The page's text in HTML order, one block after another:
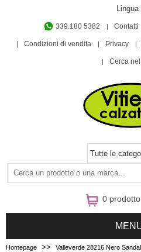
Lingua
339.180 5382 Contatti
Condizioni di vendita Privacy
Cerca
0
Homepage >> Valleverde 28216 Nero